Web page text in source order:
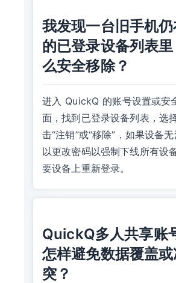
我发现一台旧手机
的已登录设备列表
么安全移除？
进入 QuickQ 的账号设置或安
面，找到已登录设备列表，选
击“注销”或“移除”，如果设备
以更改密码以强制下线所有设
要设备上重新登录。
QuickQ多人共享账
怎样避免数据覆盖
突？